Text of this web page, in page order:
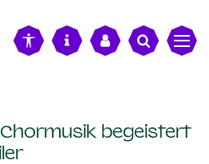
begeistert
: